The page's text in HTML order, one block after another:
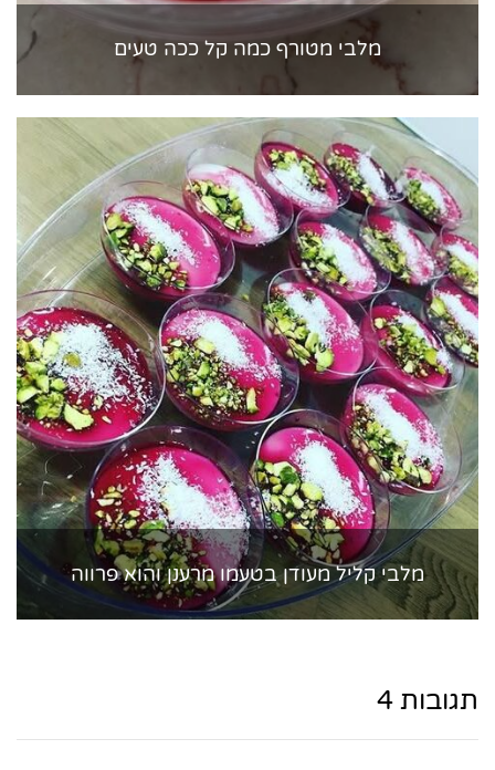
מלבי מטורף כמה קל ככה טעים
מלבי קליל מעודן בטעמו מרענן והוא פרווה
תגובות 4